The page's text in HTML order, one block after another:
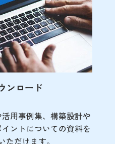
ンロード
用事例集、 構築設計や
ントについての資料を
ただけます。